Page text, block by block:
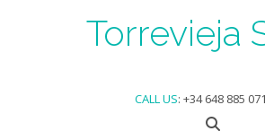
Torrevieja
CALL US: +34 648 885 071